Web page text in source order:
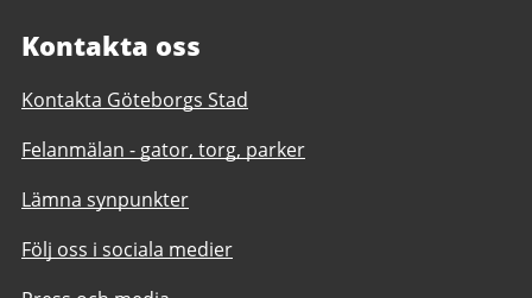
Kontakta oss
Kontakta Göteborgs Stad
Felanmälan - gator, torg, parker
Lämna synpunkter
Följ oss i sociala medier